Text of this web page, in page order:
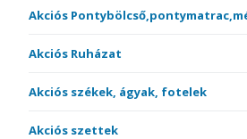
Akciós
Akciós Ruházat
Akciós székek, ágyak, fotelek
Akciós szettek